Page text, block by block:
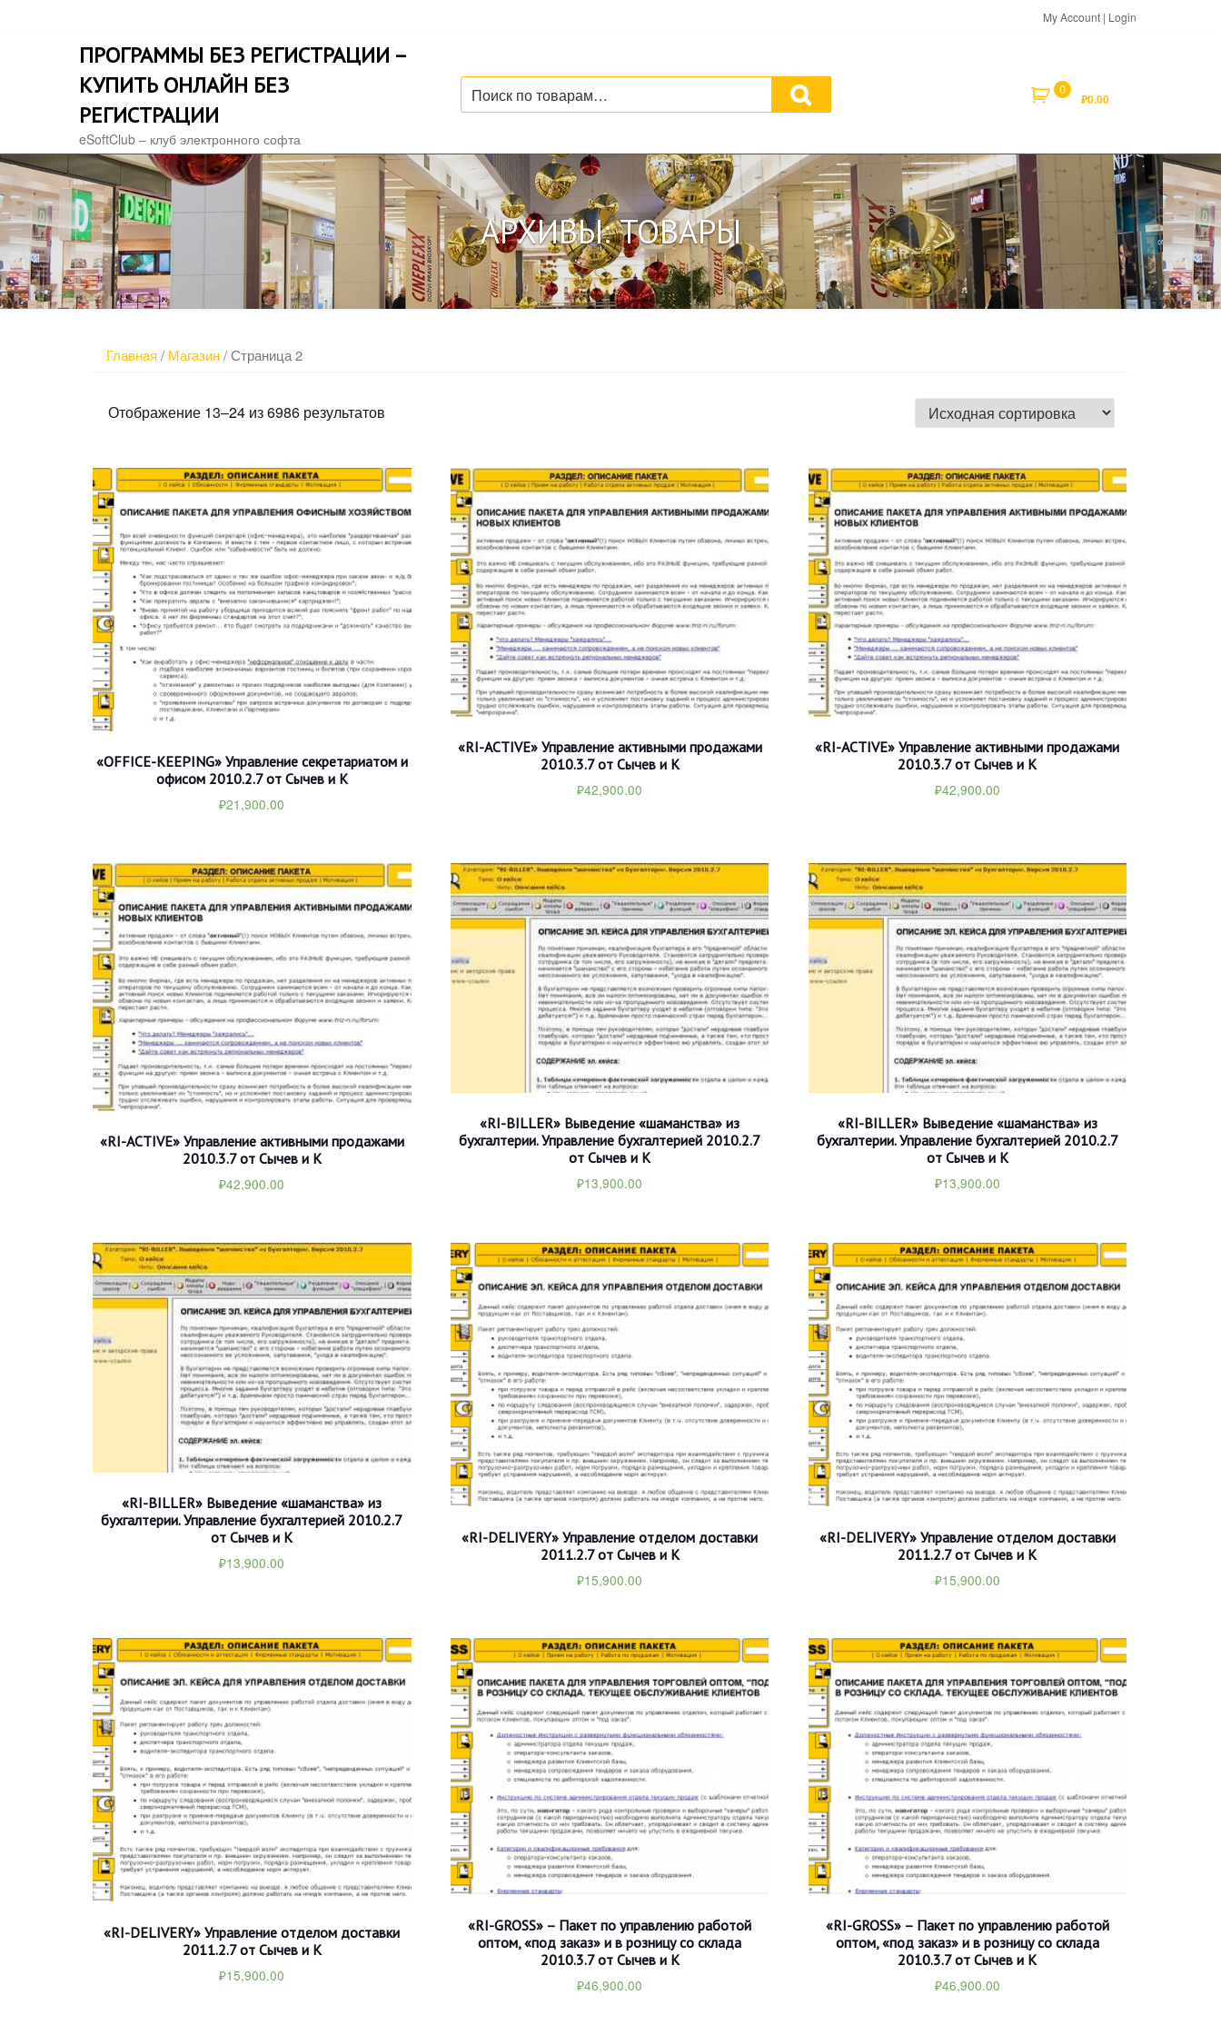
My Account | Login
ПРОГРАММЫ БЕЗ РЕГИСТРАЦИИ –
КУПИТЬ ОНЛАЙН БЕЗ
РЕГИСТРАЦИИ
eSoftClub – клуб электронного софта
Искать: 0
₽0.00
АРХИВЫ: ТОВАРЫ
Главная / Магазин/ Страница 2
Отображение 13–24 из 6986 результатов
«OFFICE-KEEPING» Управление секретариатом и
офисом 2010.2.7 от Сычев и К
₽21,900.00
«RI-ACTIVE» Управление активными продажами
2010.3.7 от Сычев и К
₽42,900.00
«RI-ACTIVE» Управление активными продажами
2010.3.7 от Сычев и К
₽42,900.00
«RI-ACTIVE» Управление активными продажами
2010.3.7 от Сычев и К
₽42,900.00
«RI-BILLER» Выведение «шаманства» из
бухгалтерии. Управление бухгалтерией 2010.2.7
от Сычев и К
₽13,900.00
«RI-BILLER» Выведение «шаманства» из
бухгалтерии. Управление бухгалтерией 2010.2.7
от Сычев и К
₽13,900.00
«RI-BILLER» Выведение «шаманства» из
бухгалтерии. Управление бухгалтерией 2010.2.7
от Сычев и К
₽13,900.00
«RI-DELIVERY» Управление отделом доставки
2011.2.7 от Сычев и К
₽15,900.00
«RI-DELIVERY» Управление отделом доставки
2011.2.7 от Сычев и К
₽15,900.00
«RI-DELIVERY» Управление отделом доставки
2011.2.7 от Сычев и К
₽15,900.00
«RI-GROSS» – Пакет по управлению работой
оптом, «под заказ» и в розницу со склада
2010.3.7 от Сычев и К
₽46,900.00
«RI-GROSS» – Пакет по управлению работой
оптом, «под заказ» и в розницу со склада
2010.3.7 от Сычев и К
₽46,900.00